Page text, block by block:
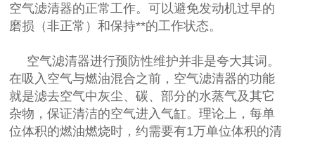
空气滤清器的正常工作。可以避免发动机过早的
磨损（非正常）和保持**的工作状态。
空气滤清器进行预防性维护并非是夸大其词。
在吸入空气与燃油混合之前，空气滤清器的功能
就是滤去空气中灰尘、碳、部分的水蒸气及其它
杂物，保证清洁的空气进入气缸。理论上，每单
位体积的燃油燃烧时，约需要有1万单位体积的清